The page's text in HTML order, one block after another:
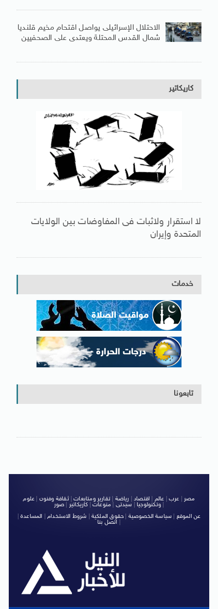
الاحتلال الإسرائيلى يواصل اقتحام مخيم قلنديا
شمال القدس المحتلة ويعتدى على الصحفيين
كاريكاتير
لا استقرار ولاثبات فى المفاوضات بين الولايات
المتحدة وإيران
خدمات
تابعونا
مصر عرب عالم اقتصاد رياضة |تقارير ومتابعات|ثقافة وفنون
علوم
وتكنولوجيا| سيدتى منوعات كاريكاتير صور
|
عن الموقع
سياسة الخصوصية حقوق الملكية شروط الاستخدام| المساعدة|
اتصل بنا